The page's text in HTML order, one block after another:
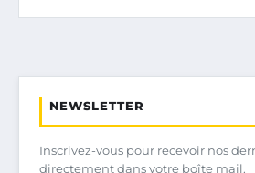
NEWSLETTER
Inscrivez-vous pour recevoir nos
directement dans votre boîte mail.